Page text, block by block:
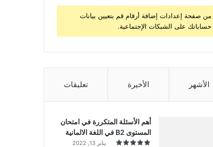
من صفحة إعدادات إضافة أرقام قم بتعيين بيانات
حساباتك على الشبكات الإجتماعية.
الأشهر الأخيرة تعليقات
أهم الأسئلة المتكررة في امتحان
المستوى B2 في اللغة الالمانية
يناير 13, 2022